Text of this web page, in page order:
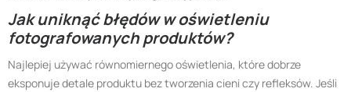
Jak uniknąć błędów w oświetleniu
fotografowanych produktów?
Najlepiej używać równomiernego oświetlenia, które dobrze
eksponuje detale produktu bez tworzenia cieni czy refleksów. Jeśli